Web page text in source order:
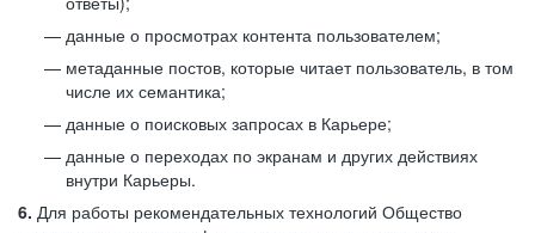
данные о просмотрах контента пользователем;
метаданные постов, которые читает пользователь, в том
числе их семантика;
данные о поисковых запросах в Карьере;
данные о переходах по экранам и других действиях
внутри Карьеры.
6. Для работы рекомендательных технологий Общество